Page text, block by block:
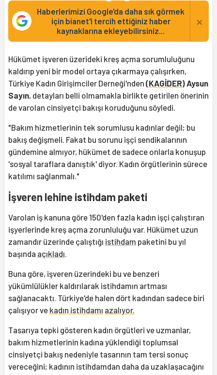
Haberlerimizi Google'da daha sık görmek
için bianet'i tercih ettiğiniz haber
kaynaklarına ekleyebilirsiniz...
×
Hükümet işveren üzerideki kreş açma sorumluluğunu
kaldırıp yeni bir model ortaya çıkarmaya çalışırken,
Türkiye Kadın Girişimciler Derneği'nden (KAGİDER) Aysun
Sayın, detayları belli olmamakla birlikte getirilen önerinin
de varolan cinsiyetçi bakışı koruduğunu söyledi.
"Bakım hizmetlerinin tek sorumlusu kadınlar değil; bu
bakış değişmeli. Fakat bu sorunu işçi sendikalarının
gündemine almıyor, hükümet de sadece onlarla konuşup
'sosyal taraflara danıştık' diyor. Kadın örgütlerinin sürece
katılımı sağlanmalı."
İşveren lehine istihdam paketi
Varolan iş kanuna göre 150'den fazla kadın işçi çalıştıran
işyerlerinde kreş açma zorunluluğu var. Hükümet uzun
zamandır üzerinde çalıştığı istihdam paketini bu yıl
başında açıkladı
Buna göre, işveren üzerindeki bu ve benzeri
yükümlülükler kaldırılarak istihdamın artması
sağlanacaktı. Türkiye'de halen dört kadından sadece biri
çalışıyor ve kadın istihdamı azalıyor.
Tasarıya tepki gösteren kadın örgütleri ve uzmanlar,
bakım hizmetlerinin kadına yüklendiği toplumsal
cinsiyetçi bakış nedeniyle tasarının tam tersi sonuç
vereceğini; kadının istihdamdan daha da uzaklaşacağını